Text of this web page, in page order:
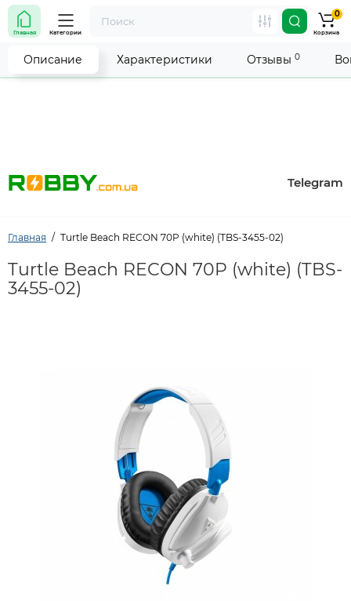
Внимание! Работа магазина временно приостановлена.
Мы делаем всё возможное, чтобы возобновить прием
заказов как можно скорее.
Telegram
Главная Категории
0
Корзина
Главная Turtle Beach RECON 70P (white) (TBS-3455-02)
Turtle Beach RECON 70P (white) (TBS-
3455-02)
Описание Характеристики Отзывы 0